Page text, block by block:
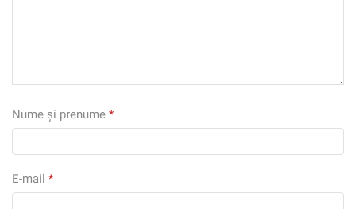
Nume și prenume *
E-mail *